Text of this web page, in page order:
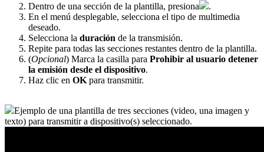
Dentro de una sección de la plantilla, presiona
.
En el menú desplegable, selecciona el tipo de multimedia
deseado.
Selecciona la duración de la transmisión.
Repite para todas las secciones restantes dentro de la plantilla.
(Opcional) Marca la casilla para Prohibir al usuario detener
la emisión desde el dispositivo.
Haz clic en OK para transmitir.
Ejemplo de una plantilla de tres secciones (video, una imagen y
texto) para transmitir a dispositivo(s) seleccionado.